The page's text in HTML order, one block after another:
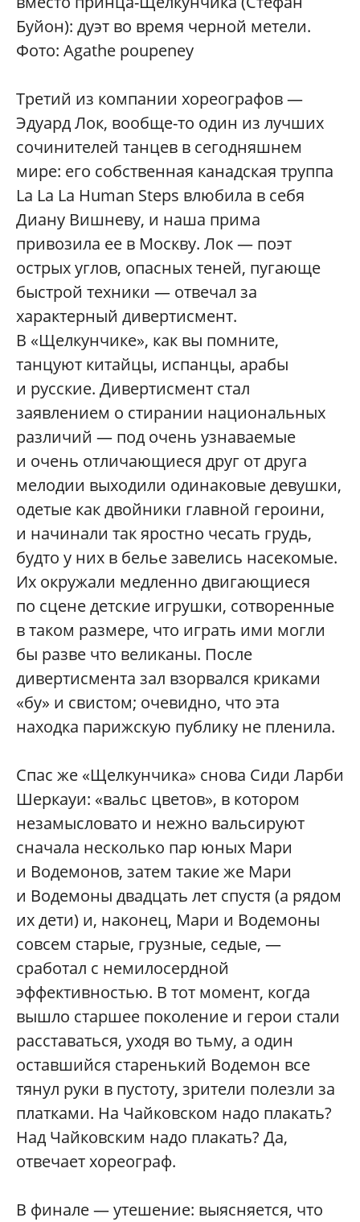
Буйон): дуэт во время черной метели.
Фото: Agathe poupeney
Третий из компании хореографов —
Эдуард Лок, вообще-то один из лучших
сочинителей танцев в сегодняшнем
мире: его собственная канадская труппа
La La La Human Steps влюбила в себя
Диану Вишневу, и наша прима
привозила ее в Москву. Лок — поэт
острых углов, опасных теней, пугающе
быстрой техники — отвечал за
характерный дивертисмент.
В «Щелкунчике», как вы помните,
танцуют китайцы, испанцы, арабы
и русские. Дивертисмент стал
заявлением о стирании национальных
различий — под очень узнаваемые
и очень отличающиеся друг от друга
мелодии выходили одинаковые девушки,
одетые как двойники главной героини,
и начинали так яростно чесать грудь,
будто у них в белье завелись насекомые.
Их окружали медленно двигающиеся
по сцене детские игрушки, сотворенные
в таком размере, что играть ими могли
бы разве что великаны. После
дивертисмента зал взорвался криками
«бу» и свистом; очевидно, что эта
находка парижскую публику не пленила.
Спас же «Щелкунчика» снова Сиди Ларби
Шеркауи: «вальс цветов», в котором
незамысловато и нежно вальсируют
сначала несколько пар юных Мари
и Водемонов, затем такие же Мари
и Водемоны двадцать лет спустя (а рядом
их дети) и, наконец, Мари и Водемоны
совсем старые, грузные, седые, —
сработал с немилосердной
эффективностью. В тот момент, когда
вышло старшее поколение и герои стали
расставаться, уходя во тьму, а один
оставшийся старенький Водемон все
тянул руки в пустоту, зрители полезли за
платками. На Чайковском надо плакать?
Над Чайковским надо плакать? Да,
отвечает хореограф.
В финале — утешение: выясняется, что